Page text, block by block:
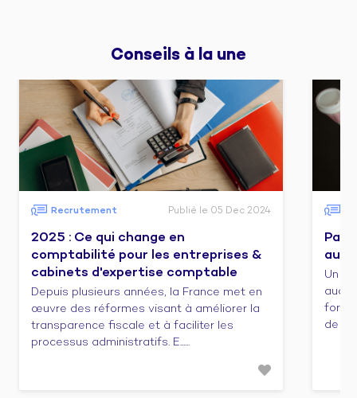
Conseils à la une
Recrutement Publié le 05 Dec 2024
2025 : Ce qui change en
comptabilité pour les entreprises &
cabinets d'expertise comptable
Depuis plusieurs années, la France met en
œuvre des réformes visant à améliorer la
transparence fiscale et à faciliter les
processus administratifs. E......
Un
de